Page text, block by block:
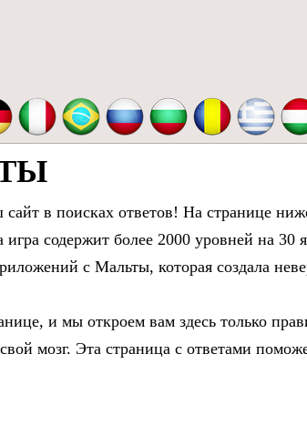
в поисках ответов! На странице
игра содержит более 2000 уровней на 30
с Мальты, которая создала
и мы откроем вам здесь только
мозг. Эта страница с ответами